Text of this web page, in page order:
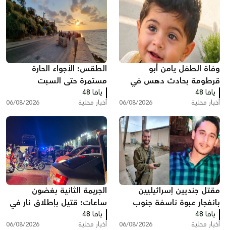
وفاة الطفل يامن أبو
قرطومة بحادث دهس في
عرعرة
يافا 48
أخبار محلية 06/08/2026
الطقس: الأجواء الحارة
مستمرة حتى السبت
يافا 48
أخبار محلية 06/08/2026
مقتل جنديين إسرائيليين
بانفجار عبوة ناسفة جنوب
لبنان
يافا 48
أخبار محلية 06/08/2026
الجريمة الثانية بغضون
ساعات: قتيل بإطلاق نار في
المقيبلة
يافا 48
أخبار محلية 06/08/2026